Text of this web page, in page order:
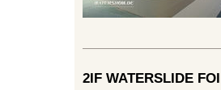
2IF WATERSLIDE